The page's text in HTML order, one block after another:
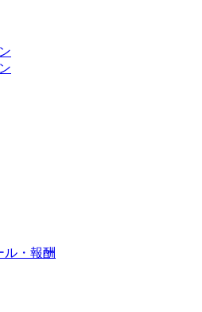
ル・報酬